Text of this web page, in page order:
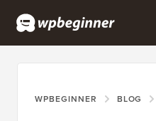
WPBEGINNER BLOG